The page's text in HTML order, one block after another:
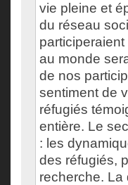
vie pleine et
du réseau
au monde
de nos
sentiment de
réfugiés
entière. Le
: les
des réfugiés,
recherche. La